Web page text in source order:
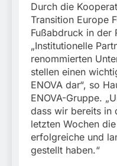
Durch die
Transition Europe
Fußabdruck in der
„Institutionelle
renommierten
stellen einen
ENOVA dar“, so
ENOVA-Gruppe.
dass wir bereits in
letzten Wochen
erfolgreiche und
gestellt haben.“